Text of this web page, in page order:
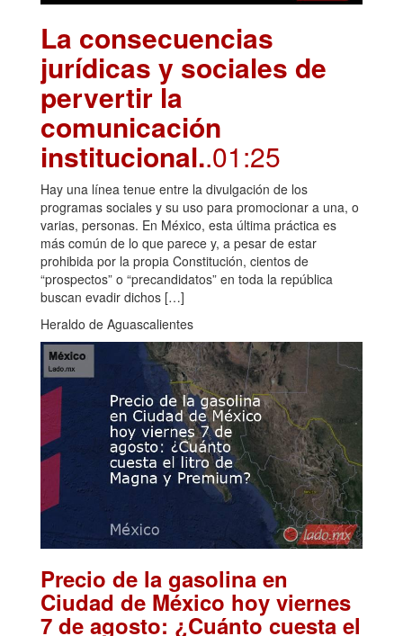
La consecuencias
jurídicas y sociales de
pervertir la
comunicación
institucional..01:25
Hay una línea tenue entre la divulgación de los
programas sociales y su uso para promocionar a una, o
varias, personas. En México, esta última práctica es
más común de lo que parece y, a pesar de estar
prohibida por la propia Constitución, cientos de
“prospectos” o “precandidatos” en toda la república
buscan evadir dichos […]
Heraldo de Aguascalientes
Precio de la gasolina en
Ciudad de México hoy viernes
7 de agosto: ¿Cuánto cuesta el